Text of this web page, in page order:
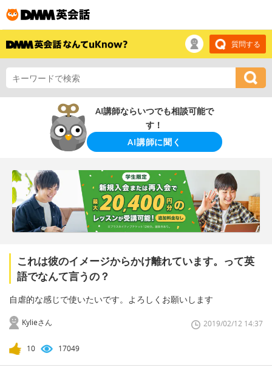
質問する
AI講師ならいつでも相談可能で
す！
AI講師に聞く
これは彼のイメージからかけ離れています。って英
語でなんて言うの？
自虐的な感じで使いたいです。よろしくお願いします
Kylieさん 2019/02/12 14:37
10 17049